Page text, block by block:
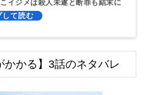
イジメは殺人未遂と断罪も結末に
かかる】3話のネタバレ